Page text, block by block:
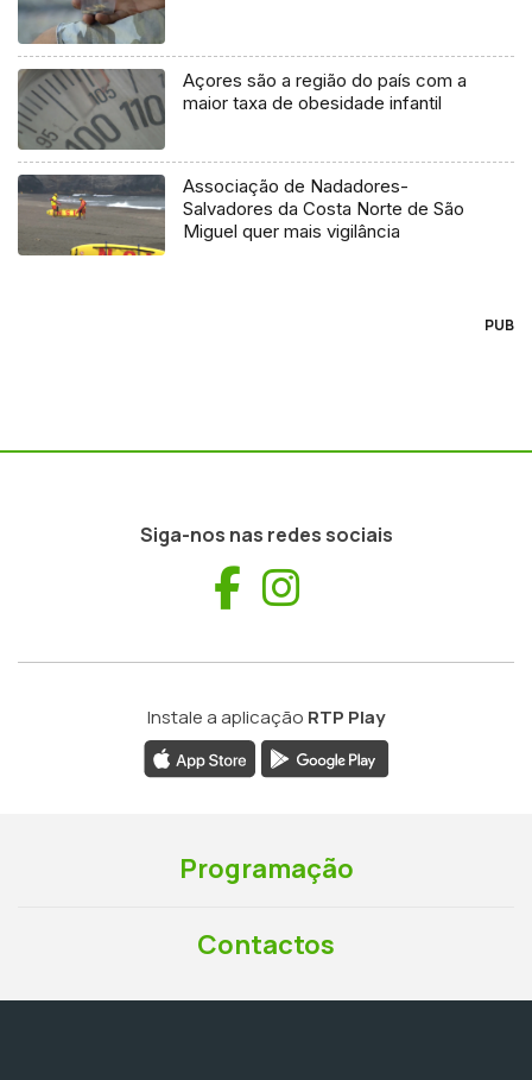
Açores são a região do país com a
maior taxa de obesidade infantil
Associação de Nadadores-
Salvadores da Costa Norte de São
Miguel quer mais vigilância
PUB
Siga-nos nas redes sociais
Facebook
Instale a aplicação RTP Play
Programação
Contactos